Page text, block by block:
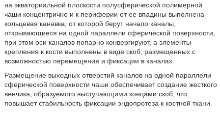
на экваториальной плоскости полусферической полимерной
чаши концентрично и к периферии от ее впадины выполнена
кольцевая канавка, от которой берут начало каналы,
открывающиеся на одной параллели сферической поверхности,
при этом оси каналов попарно конвергируют, а элементы
крепления к кости выполнены в виде скоб, размещенных с
возможностью перемещения и фиксации в каналах.
Размещение выходных отверстий каналов на одной параллели
сферической поверхности чаши обеспечивает создание жесткого
венчика, образуемого выступающими концами скоб, что
повышает стабильность фиксации эндопротеза к костной ткани.